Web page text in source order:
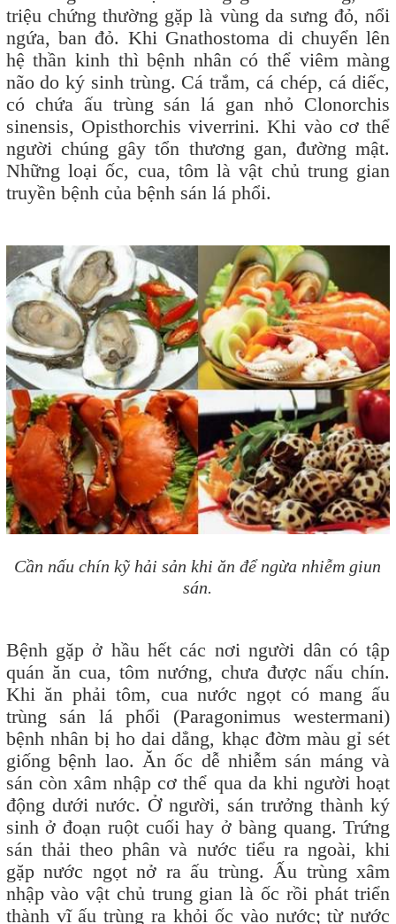
triệu chứng thường gặp là vùng da sưng đỏ, nổi
ngứa, ban đỏ. Khi Gnathostoma di chuyển lên
hệ thần kinh thì bệnh nhân có thể viêm màng
não do ký sinh trùng. Cá trắm, cá chép, cá diếc,
có chứa ấu trùng sán lá gan nhỏ Clonorchis
sinensis, Opisthorchis viverrini. Khi vào cơ thể
người chúng gây tổn thương gan, đường mật.
Những loại ốc, cua, tôm là vật chủ trung gian
truyền bệnh của bệnh sán lá phổi.
Cần nấu chín kỹ hải sản khi ăn để ngừa nhiễm giun
sán.
Bệnh gặp ở hầu hết các nơi người dân có tập
quán ăn cua, tôm nướng, chưa được nấu chín.
Khi ăn phải tôm, cua nước ngọt có mang ấu
trùng sán lá phổi (Paragonimus westermani)
bệnh nhân bị ho dai dẳng, khạc đờm màu gỉ sét
giống bệnh lao. Ăn ốc dễ nhiễm sán máng và
sán còn xâm nhập cơ thể qua da khi người hoạt
động dưới nước. Ở người, sán trưởng thành ký
sinh ở đoạn ruột cuối hay ở bàng quang. Trứng
sán thải theo phân và nước tiểu ra ngoài, khi
gặp nước ngọt nở ra ấu trùng. Ấu trùng xâm
nhập vào vật chủ trung gian là ốc rồi phát triển
thành vĩ ấu trùng ra khỏi ốc vào nước; từ nước